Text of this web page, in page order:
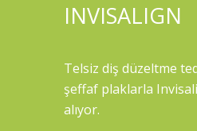
INVISALIGN
Telsiz diş düzeltme
şeffaf plaklarla
alıyor.